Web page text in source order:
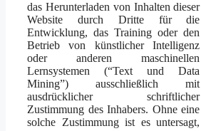
das Herunterladen von Inhalten dieser
Website durch Dritte für die
Entwicklung, das Training oder den
Betrieb von künstlicher Intelligenz
oder anderen maschinellen
Lernsystemen (“Text und Data
Mining”) ausschließlich mit
ausdrücklicher schriftlicher
Zustimmung des Inhabers. Ohne eine
solche Zustimmung ist es untersagt,